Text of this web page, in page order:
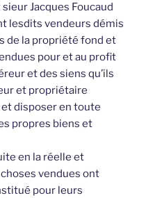
Jacques Foucaud
lesdits vendeurs démis
de la propriété fond et
pour et au profit
et des siens qu’ils
et propriétaire
disposer en toute
propres biens et
en la réelle et
vendues ont
pour leurs